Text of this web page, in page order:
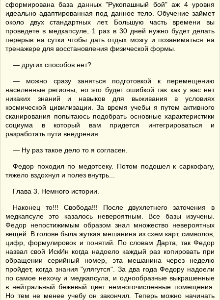
сформирована база данных "Рукопашный бой" аж 4 уровня
идеально адаптированная под данное тело. Обучение займет
около двух стандартных лет. Большую часть времени вы
проведете в медкапсуле, 1 раз в 30 дней нужно будет делать
перерыв на сутки чтобы дать отдых мозгу и позаниматься на
тренажере для восстановления физической формы.
— других способов нет?
— можно сразу заняться подготовкой к перемещению
населенные регионы, но это будет ошибкой так как у вас нет
никаких знаний и навыков для выживания в условиях
космической цивилизации. За время учебы я путем активного
сканирования попытаюсь подобрать основные характеристики
социума в который вам придется интегрироваться и
разработать пути внедрения.
— Ну раз такое дело то я согласен.
Федор походил по медотсеку. Потом подошел к саркофагу,
тяжело вздохнул и полез внутрь...
Глава 3. Немного истории.
Наконец то!!! Свобода!!! После двухлетнего заточения в
медкапсуле это казалось невероятным. Все базы изучены.
Федор непостижимым образом знал множество невероятных
вещей. В голове была жуткая мешанина из схем карт, символов,
цифр, формулировок и понятий. По словам Дарта, так Федор
назвал свой ИскИн когда надоело каждый раз копировать при
обращении серийный номер, эта мешанина через неделю
пройдет, когда знания "улягутся". За два года Федору надоели
по самое нехочу и медкапсула, и однообразные выкрашенные
в нейтральный бежевый цвет немногочисленные помещения.
Но тем не менее учебу он закончил. Теперь можно начинать